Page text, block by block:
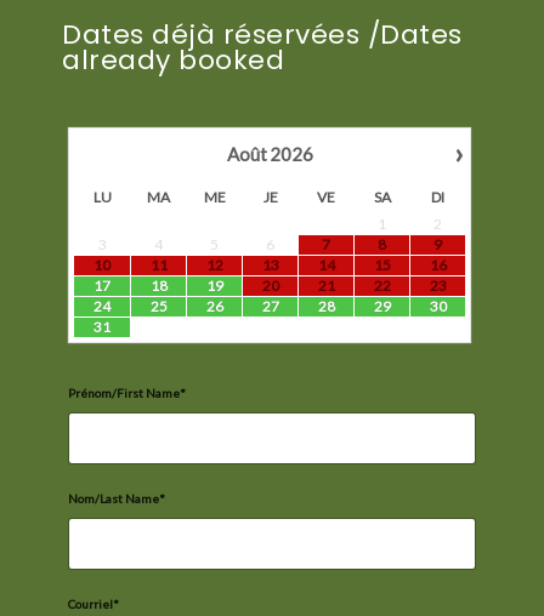
Dates déjà réservées /Dates
already booked
›
Août2026
LU MA ME JE VE SA
DI
1
2
3
4 5 6 7 8
9
10
11 12 13 14 15
16
17
18 19 20 21 22
23
24
25 26 27 28 29
30
31
Prénom/First Name*
Nom/Last Name*
Courriel*